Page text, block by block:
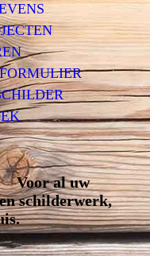
Voor al uw
schilderwerk,